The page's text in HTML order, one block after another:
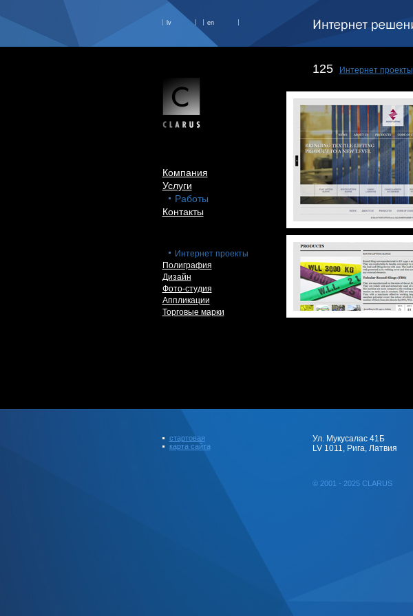
lv en
Компания
Услуги
Работы
Контакты
Интернет проекты
Полиграфия
Дизайн
Фото-студия
Аппликации
Торговые марки
125 Интернет проекты
стартовая
карта сайта
Ул. Мукусалас 41Б
LV 1011, Рига, Латвия
© 2001 - 2025 CLARUS